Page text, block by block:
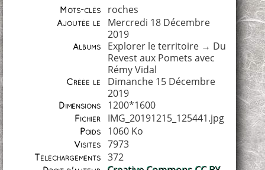
Mots-clés roches
Ajoutée le
Mercredi 18 Décembre
2019
Albums Explorer le territoire→ Du
Revest aux Pomets avec
Rémy Vidal
Créée le
Dimanche 15 Décembre
2019
Dimensions 1200*1600
Fichier IMG_20191215_125441.jpg
Poids 1060 Ko
Visites 7973
Téléchargements 372